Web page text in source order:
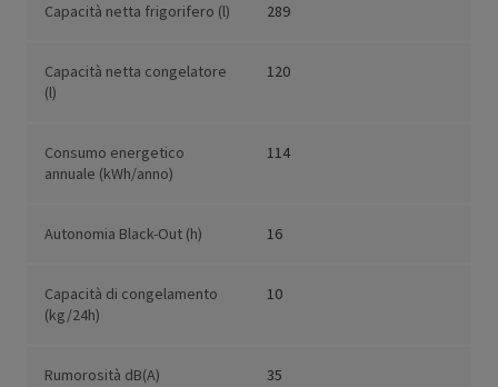
Capacità netta frigorifero (l) 289
Capacità netta congelatore
(l)
120
Consumo energetico
annuale (kWh/anno)
114
Autonomia Black-Out (h) 16
Capacità di congelamento
(kg/24h)
10
Rumorosità dB(A) 35